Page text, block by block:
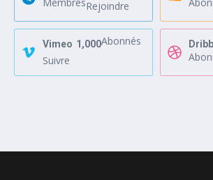
MembresRejoindre
Vimeo 1,000Abonnés
Suivre